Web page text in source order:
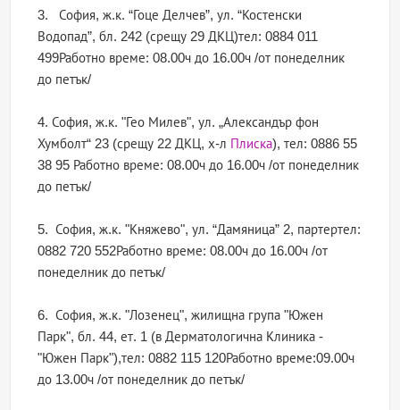
3. София, ж.к. “Гоце Делчев”, ул. “Костенски
Водопад”, бл. 242 (срещу 29 ДКЦ)тел: 0884 011
499Работно време: 08.00ч до 16.00ч /от понеделник
до петък/
4. София, ж.к. "Гео Милев", ул. „Александър фон
Хумболт“ 23 (срещу 22 ДКЦ, х-л Плиска), тел: 0886 55
38 95 Работно време: 08.00ч до 16.00ч /от понеделник
до петък/
5. София, ж.к. "Княжево", ул. “Дамяница” 2, партертел:
0882 720 552Работно време: 08.00ч до 16.00ч /от
понеделник до петък/
6. София, ж.к. "Лозенец", жилищна група "Южен
Парк", бл. 44, ет. 1 (в Дерматологична Клиника -
"Южен Парк"),тел: 0882 115 120Работно време:09.00ч
до 13.00ч /от понеделник до петък/